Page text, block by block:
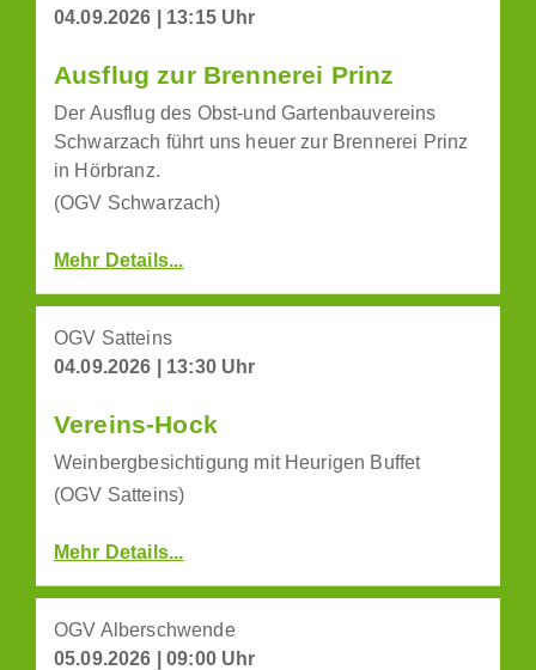
04.09.2026 | 13:15 Uhr
Ausflug zur Brennerei Prinz
Der Ausflug des Obst-und Gartenbauvereins
Schwarzach führt uns heuer zur Brennerei Prinz
in Hörbranz.
(OGV Schwarzach)
Mehr Details...
OGV Satteins
04.09.2026 | 13:30 Uhr
Vereins-Hock
Weinbergbesichtigung mit Heurigen Buffet
(OGV Satteins)
Mehr Details...
OGV Alberschwende
05.09.2026 | 09:00 Uhr